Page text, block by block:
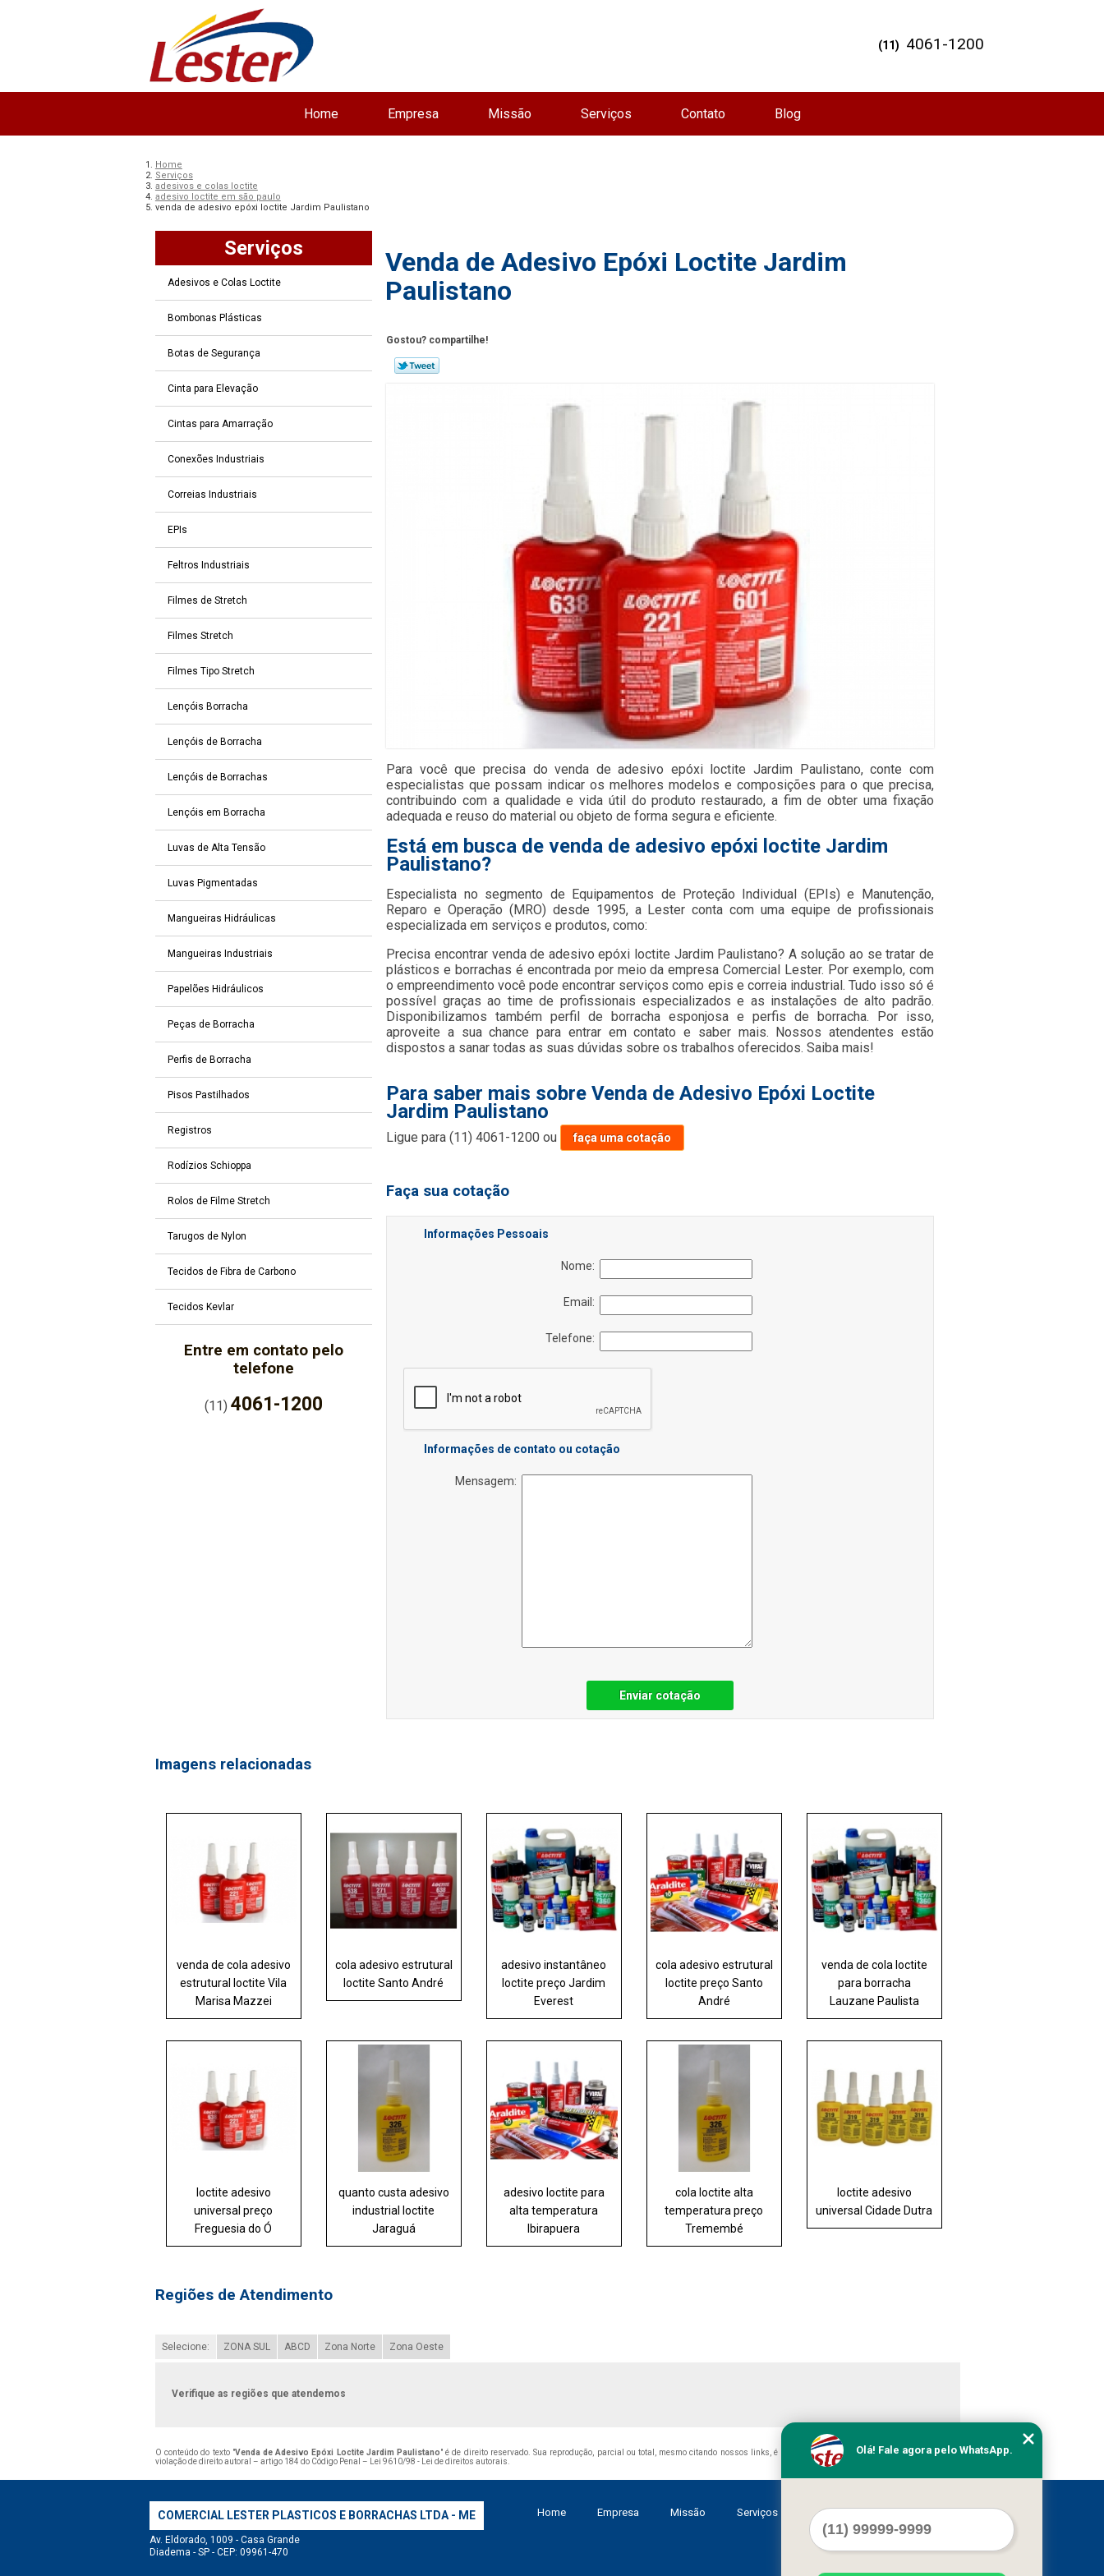
Home Empresa Missão Serviços Contato Blog
(11) 4061-1200
Home
Serviços
adesivos e colas loctite
adesivo loctite em são paulo
venda de adesivo epóxi loctite Jardim Paulistano
Serviços
Adesivos e Colas Loctite
Bombonas Plásticas
Botas de Segurança
Cinta para Elevação
Cintas para Amarração
Conexões Industriais
Correias Industriais
EPIs
Feltros Industriais
Filmes de Stretch
Filmes Stretch
Filmes Tipo Stretch
Lençóis Borracha
Lençóis de Borracha
Lençóis de Borrachas
Lençóis em Borracha
Luvas de Alta Tensão
Luvas Pigmentadas
Mangueiras Hidráulicas
Mangueiras Industriais
Papelões Hidráulicos
Peças de Borracha
Perfis de Borracha
Pisos Pastilhados
Registros
Rodízios Schioppa
Rolos de Filme Stretch
Tarugos de Nylon
Tecidos de Fibra de Carbono
Tecidos Kevlar
Entre em contato pelo
telefone
(11)4061-1200
Venda de Adesivo Epóxi Loctite Jardim
Paulistano
Gostou? compartilhe!
Para você que precisa do venda de adesivo epóxi loctite Jardim Paulistano, conte com
especialistas que possam indicar os melhores modelos e composições para o que precisa,
contribuindo com a qualidade e vida útil do produto restaurado, a fim de obter uma fixação
adequada e reuso do material ou objeto de forma segura e eficiente.
Está em busca de venda de adesivo epóxi loctite Jardim
Paulistano?
Especialista no segmento de Equipamentos de Proteção Individual (EPIs) e Manutenção,
Reparo e Operação (MRO) desde 1995, a Lester conta com uma equipe de profissionais
especializada em serviços e produtos, como:
Precisa encontrar venda de adesivo epóxi loctite Jardim Paulistano? A solução ao se tratar de
plásticos e borrachas é encontrada por meio da empresa Comercial Lester. Por exemplo, com
o empreendimento você pode encontrar serviços como epis e correia industrial. Tudo isso só é
possível graças ao time de profissionais especializados e as instalações de alto padrão.
Disponibilizamos também perfil de borracha esponjosa e perfis de borracha. Por isso,
aproveite a sua chance para entrar em contato e saber mais. Nossos atendentes estão
dispostos a sanar todas as suas dúvidas sobre os trabalhos oferecidos. Saiba mais!
Para saber mais sobre Venda de Adesivo Epóxi Loctite
Jardim Paulistano
Ligue para(11) 4061-1200 ou faça uma cotação
Faça sua cotação
Informações Pessoais
Nome:
Email:
Telefone:
Informações de contato ou cotação
Mensagem:
Enviar cotação
Imagens relacionadas
venda de cola adesivo
estrutural loctite Vila
Marisa Mazzei
cola adesivo estrutural
loctite Santo André
adesivo instantâneo
loctite preço Jardim
Everest
cola adesivo estrutural
loctite preço Santo
André
venda de cola loctite
para borracha
Lauzane Paulista
loctite adesivo
universal preço
Freguesia do Ó
quanto custa adesivo
industrial loctite
Jaraguá
adesivo loctite para
alta temperatura
Ibirapuera
cola loctite alta
temperatura preço
Tremembé
loctite adesivo
universal Cidade Dutra
Regiões de Atendimento
Selecione: ZONA SUL ABCD Zona Norte Zona Oeste
Verifique as regiões que atendemos
O conteúdo do texto "Venda de Adesivo Epóxi Loctite Jardim Paulistano" é de direito reservado. Sua reprodução, parcial ou total, mesmo citando nossos links, é proibida sem a autorização do autor. Crime de
violação de direito autoral – artigo 184 do Código Penal – Lei 9610/98 - Lei de direitos autorais.
COMERCIAL LESTER PLASTICOS E BORRACHAS LTDA - ME
Av. Eldorado, 1009 - Casa Grande
Diadema - SP - CEP: 09961-470
Home Empresa Missão Serviços Contato Mapa do site
Olá! Fale agora pelo WhatsApp.